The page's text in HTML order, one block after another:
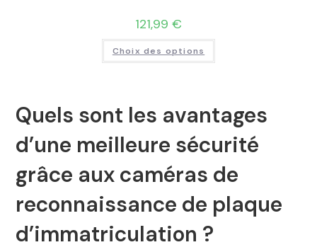
121,99 €
Choix des options
Quels sont les avantages
d’une meilleure sécurité
grâce aux caméras de
reconnaissance de plaque
d’immatriculation ?